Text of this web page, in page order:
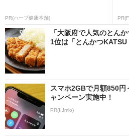
PR(ハーブ健康本舗)
「大阪府で人気のとん
1位は「とんかつKATSU
スマホ2GBで月額850円
ャンペーン実施中！
PR(IIJmio)